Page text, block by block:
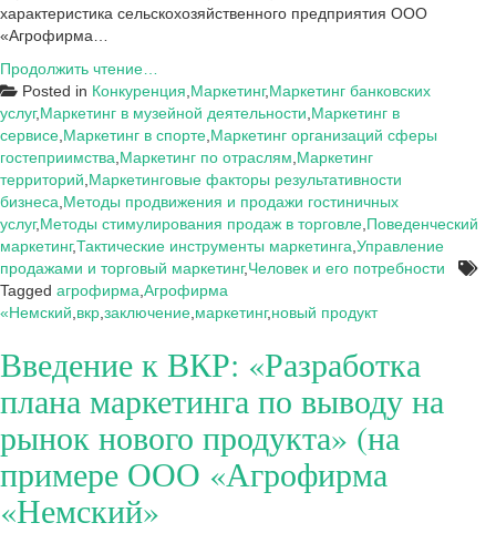
характеристика сельскохозяйственного предприятия ООО
«Агрофирма…
Продолжить чтение…
к
ВКР:
Разработка
плана
маркетинга
по
выводу
на
рынок
нового
продукта»
примере
ООО
«Агрофирма
Posted in Конкуренция Маркетинг,Маркетинг банковских
услуг,Маркетинг в музейной деятельности Маркетинг в
сервисе Маркетинг в спорте Маркетинг организаций сферы
гостеприимства Маркетинг по отраслям Маркетинг
территорий Маркетинговые факторы результативности
бизнеса Методы продвижения и продажи гостиничных
услуг,Методы стимулирования продаж в торговле Поведенческий
маркетинг,Тактические инструменты маркетинга Управление
продажами и торговый маркетинг,Человек и его потребности
Tagged агрофирма Агрофирма
«Немский вкр заключение маркетинг,новый продукт
Введение к ВКР: «Разработка
плана маркетинга по выводу на
рынок нового продукта» (на
примере ООО «Агрофирма
«Немский»